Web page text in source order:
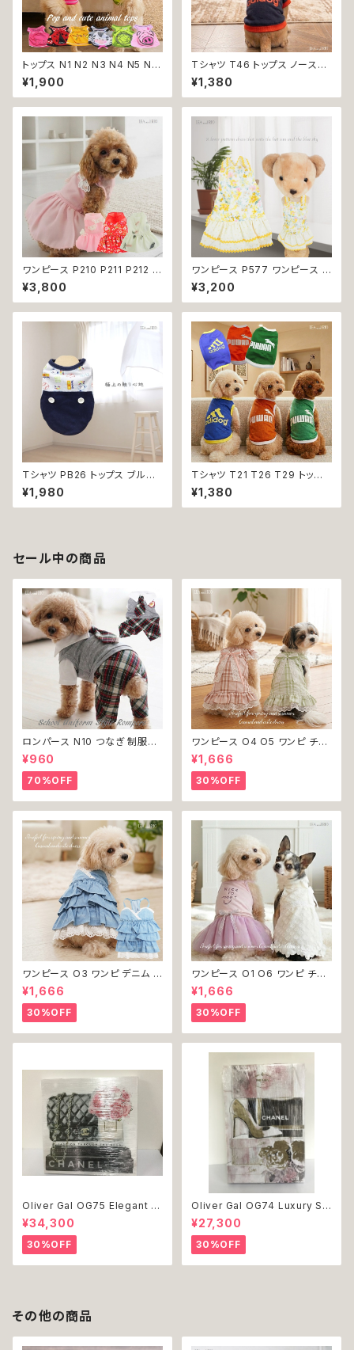
トップス N1 N2 N3 N4 N5 N6
うさぎ てんとう虫 ひよこ しまう
ま かめ ぶた ポケット ビビット
ドッグウェア dog 犬 猫 ペット
服 オシャレ かわいい 小型犬 返
品交換不可
¥1,900
Tシャツ T46 トップス ノースリ
ーブ ネイビー×オレンジ 紺 橙
スポーティー フード 帽子 犬 猫
ペット 犬服 猫服 犬の服 猫の服
¥1,380
ワンピース P210 P211 P212 犬
イエロー ピンク ホワイト レッド
レモン 蝶 フラワー 猫 ペット 服
犬服 犬の服 犬洋服 犬の洋服
洋服 dog ドッグウェア ドッグウ
エア 女の子 小型犬 おしゃれ か
わいい 可愛い 透け感 コットン
返品交換不可
¥3,800
ワンピース P577 ワンピース ド
レス ハンドメイド 花 スカート ト
ップス ティアードスカート 春 夏
パピー 小型犬 犬 猫 ペット 服
ウェア おしゃれ かわいい お出
かけ 返品交換不可
¥3,200
Ｔシャツ PB26 トップス ブルー
野球 くま ドックウェア 小型犬
犬 猫 dog cat ペット 服 犬服
返品交換不可
¥1,980
Ｔシャツ T21 T26 T29 トップ
ス ノースリーブ メッシュ 夏 蒸
れにくい 犬 猫 ペット 犬の服 猫
の服 犬服 猫服 返品交換不可
¥1,380
セール中の商品
ロンパース N10 つなぎ 制服風
チェック柄 グレー 灰色 コスチュ
ーム コスプレ ドッグウェア dog
犬 猫 ペット 服 犬服 洋服 オシ
ャレ かわいい 小型犬 返品交換
不可
¥960
70%OFF
ワンピース O4 O5 ワンピ チェ
ック プリーツ レース 女の子 犬
犬服 小型 猫 服 洋服 ペット do
g ドッグウェア おしゃれ かわい
い 返品交換不可
¥1,666
30%OFF
ワンピース O3 ワンピ デニム プ
リーツ レース 女の子 犬 犬服
小型 猫 服 洋服 ペット dog ド
ッグウェア おしゃれ かわいい 返
品交換不可
¥1,666
30%OFF
ワンピース O1 O6 ワンピ チュ
ール レース 花 フラワー 女の子
犬 犬服 小型 猫 服 洋服 ペット
dog ドッグウェア おしゃれ かわ
いい 返品交換不可
¥1,666
30%OFF
Oliver Gal OG75 Elegant E
ssentials Paris 絵 アート イ
ンテリア お祝い 贈り物 プレゼ
ント 結婚 新築 開店 周年 バー
スデイ 誕生日 ご褒美
¥34,300
30%OFF
Oliver Gal OG74 Luxury St
acked Shoes Rose Giftbo
x 絵 アート インテリア お祝い
贈り物 プレゼント 結婚 新築 開
店 周年 バースデイ 誕生日 ご褒
美
¥27,300
30%OFF
その他の商品